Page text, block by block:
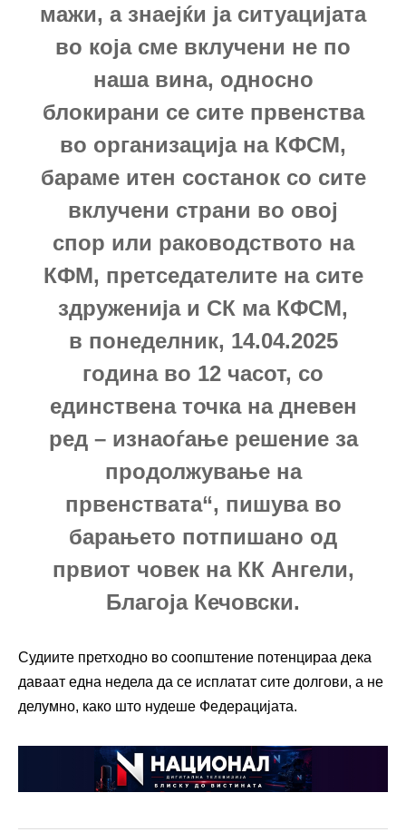
мажи, а знаејќи ја ситуацијата
во која сме вклучени не по
наша вина, односно
блокирани се сите првенства
во организација на КФСМ,
бараме итен состанок со сите
вклучени страни во овој
спор или раководството на
КФМ, претседателите на сите
здруженија и СК ма КФСМ,
в понеделник, 14.04.2025
година во 12 часот, со
единствена точка на дневен
ред – изнаоѓање решение за
продолжување на
првенствата“, пишува во
барањето потпишано од
првиот човек на КК Ангели,
Благоја Кечовски.
Судиите претходно во соопштение потенцираа дека
даваат една недела да се исплатат сите долгови, а не
делумно, како што нудеше Федерацијата.